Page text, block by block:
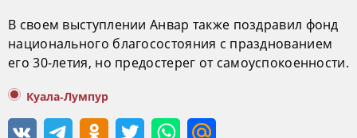
В своем выступлении Анвар также поздравил фонд
национального благосостояния с празднованием
его 30-летия, но предостерег от самоуспокоенности.
Куала-Лумпур